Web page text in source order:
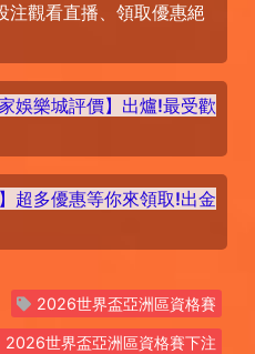
注觀看直播、領取優惠絕
娛樂城評價】出爐!最受歡
超多優惠等你來領取!出金
2026世界盃亞洲區資格賽
2026世界盃亞洲區資格賽下注